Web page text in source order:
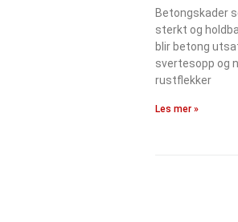
Betongskader
sterkt og
blir betong
svertesopp og
rustflekker
Les mer »